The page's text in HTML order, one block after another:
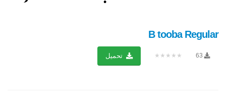
B tooba Regular
63
★★★★★ تحميل